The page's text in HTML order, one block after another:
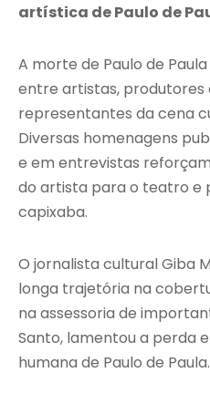
artística de Paulo de
A morte de Paulo de Paula
entre artistas, produtores
representantes da cena
Diversas homenagens
e em entrevistas
do artista para o teatro e
capixaba.
O jornalista culturalGiba
longa trajetória na
na assessoria de
Santo, lamentou a perda
humana de Paulo de Paula.